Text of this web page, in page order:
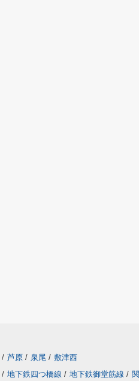
/ 芦原 / 泉尾 / 敷津西
/ 地下鉄四つ橋線 / 地下鉄御堂筋線 /